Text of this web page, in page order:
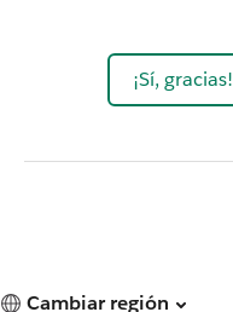
¡Sí, gracias!
Cambiar región